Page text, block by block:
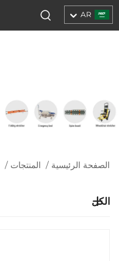
AR
الصفحة الرئيسية / المنتجات /
الكل